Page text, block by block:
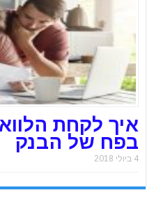
איך לקחת
בפח של הבנק
4 ביולי 2018